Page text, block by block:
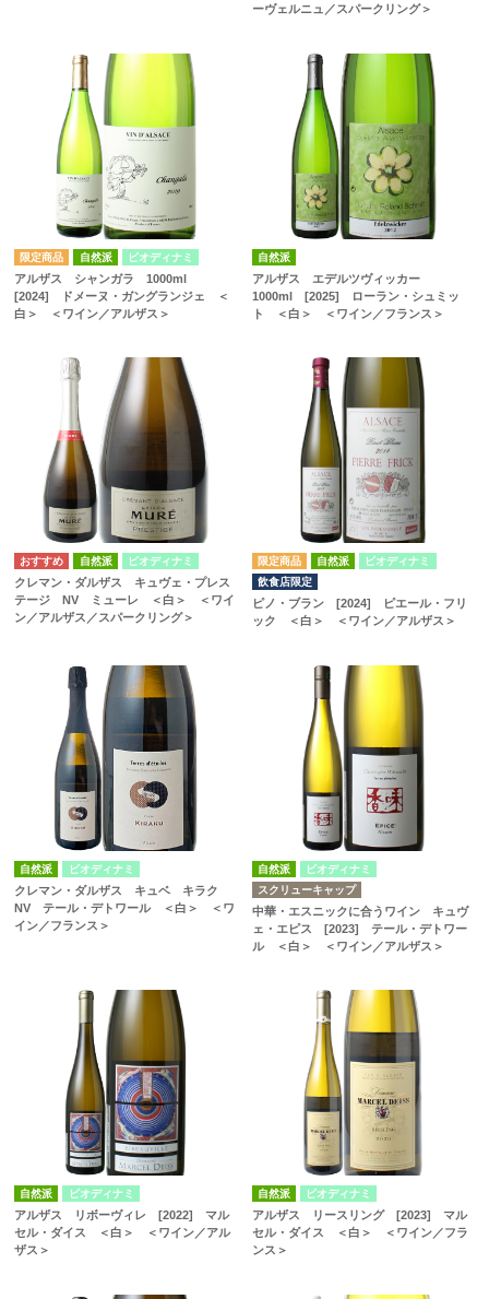
ーヴェルニュ／スパークリング＞
自然派 ビオディナミ
アルザス シャンガラ 1000ml
[2024] ドメーヌ・ガングランジェ ＜
白＞ ＜ワイン／アルザス＞
自然派
アルザス エデルツヴィッカー
1000ml [2025] ローラン・シュミッ
ト ＜白＞ ＜ワイン／フランス＞
自然派 ビオディナミ
クレマン・ダルザス キュヴェ・プレス
テージ NV ミューレ ＜白＞ ＜ワイ
ン／アルザス／スパークリング＞
自然派
ビオディナミ
飲食店限定
ピノ・ブラン [2024] ピエール・フリ
ック ＜白＞ ＜ワイン／アルザス＞
自然派 ビオディナミ
クレマン・ダルザス キュベ キラク
NV テール・デトワール ＜白＞ ＜ワ
イン／フランス＞
自然派
ビオディナミ
スクリューキャップ
中華・エスニックに合うワイン キュヴ
ェ・エピス [2023] テール・デトワー
ル ＜白＞ ＜ワイン／アルザス＞
自然派 ビオディナミ
アルザス リボーヴィレ [2022] マル
セル・ダイス ＜白＞ ＜ワイン／アル
ザス＞
自然派 ビオディナミ
アルザス リースリング [2023] マル
セル・ダイス ＜白＞ ＜ワイン／フラ
ンス＞